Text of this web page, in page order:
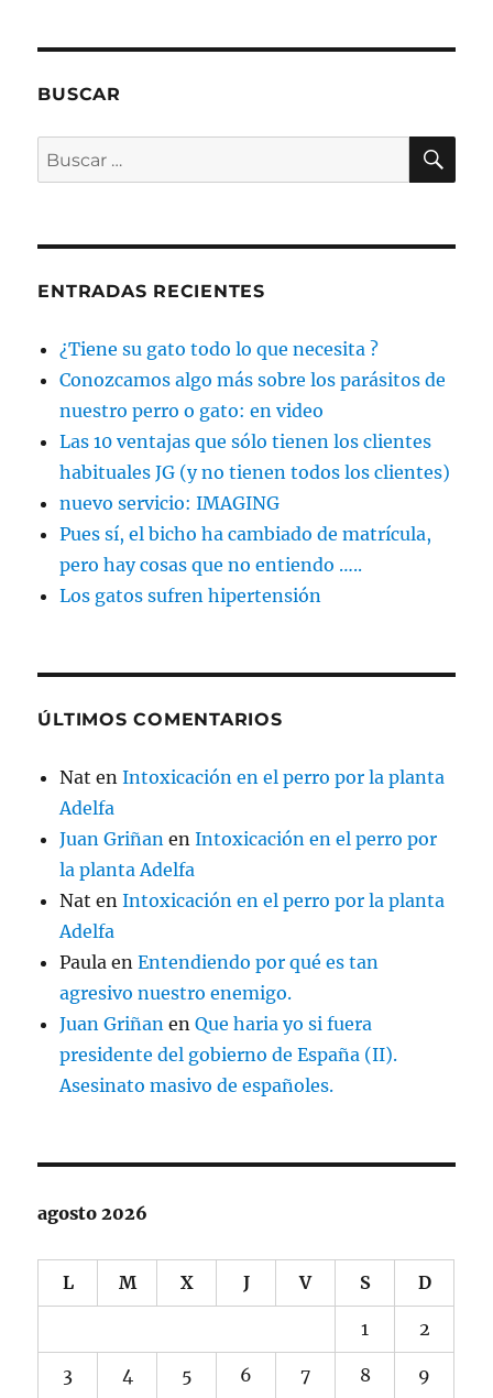
BUSCAR
Buscar
por:
ENTRADAS RECIENTES
¿Tiene su gato todo lo que necesita ?
Conozcamos algo más sobre los parásitos de
nuestro perro o gato: en video
Las 10 ventajas que sólo tienen los clientes
habituales JG (y no tienen todos los clientes)
nuevo servicio: IMAGING
Pues sí, el bicho ha cambiado de matrícula,
pero hay cosas que no entiendo …..
Los gatos sufren hipertensión
ÚLTIMOS COMENTARIOS
Nat enIntoxicación en el perro por la planta
Adelfa
Juan Griñan enIntoxicación en el perro por
la planta Adelfa
Nat enIntoxicación en el perro por la planta
Adelfa
Paula enEntendiendo por qué es tan
agresivo nuestro enemigo.
Juan Griñan enQue haria yo si fuera
presidente del gobierno de España (II).
Asesinato masivo de españoles.
agosto 2026
L M X J V S D
1 2
3 4 5 6 7 8 9